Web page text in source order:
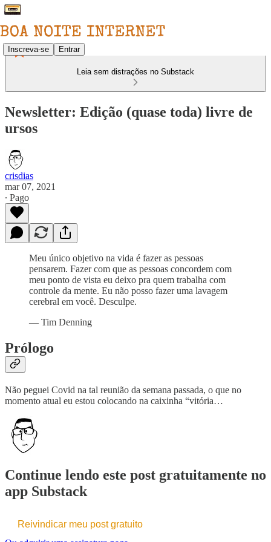
Inscreva-se Entrar
Leia sem distrações no Substack
Newsletter: Edição (quase toda) livre de
ursos
crisdias
mar 07, 2021
∙ Pago
Meu único objetivo na vida é fazer as pessoas
pensarem. Fazer com que as pessoas concordem com
meu ponto de vista eu deixo pra quem trabalha com
controle da mente. Eu não posso fazer uma lavagem
cerebral em você. Desculpe.
— Tim Denning
Prólogo
Não peguei Covid na tal reunião da semana passada, o que no
momento atual eu estou colocando na caixinha “vitória…
Continue lendo este post gratuitamente no
app Substack
Reivindicar meu post gratuito